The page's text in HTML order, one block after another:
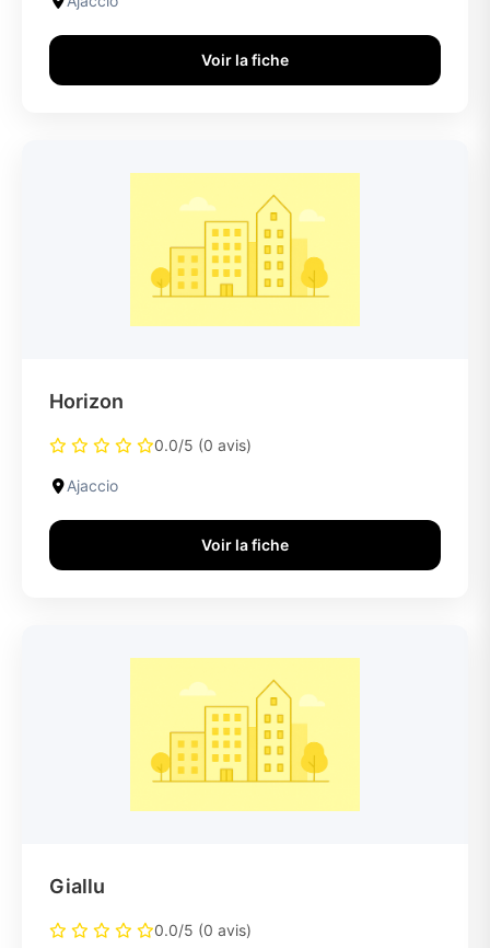
Voir la fiche
Horizon
0.0/5 (0 avis)
Ajaccio
Voir la fiche
Giallu
0.0/5 (0 avis)